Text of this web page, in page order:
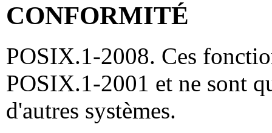
CONFORMITÉ
POSIX.1-2008. Ces
POSIX.1-2001 et ne sont
d'autres systèmes.